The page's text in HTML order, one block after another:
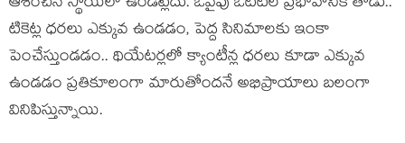
టికెట్ల ధరలు ఎక్కువ ఉండడం, పెద్ద సినిమాలకు ఇంకా
పెంచేస్తుండడం.. థియేటర్లలో క్యాంటీన్ల ధరలు కూడా ఎక్కువ
ఉండడం ప్రతికూలంగా మారుతోందనే అభిప్రాయాలు బలంగా
వినిపిస్తున్నాయి.